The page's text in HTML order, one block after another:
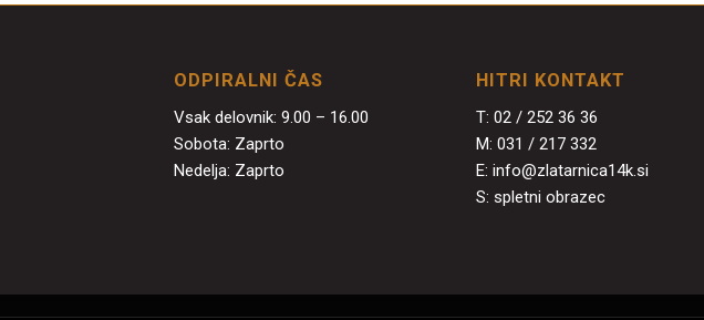
ODPIRALNI ČAS
Vsak delovnik: 9.00 – 16.00
Sobota: Zaprto
Nedelja: Zaprto
HITRI KONTAKT
T: 02 / 252 36 36
M: 031 / 217 332
E: info@zlatarnica14k.si
S: spletni obrazec